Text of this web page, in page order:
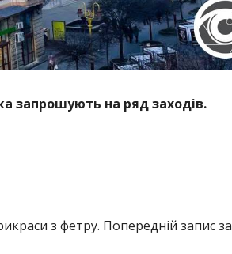
запрошують на ряд заходів.
з фетру. Попередній запис за